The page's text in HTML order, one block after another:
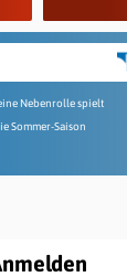
Nebenrolle spielt
Sommer-Saison